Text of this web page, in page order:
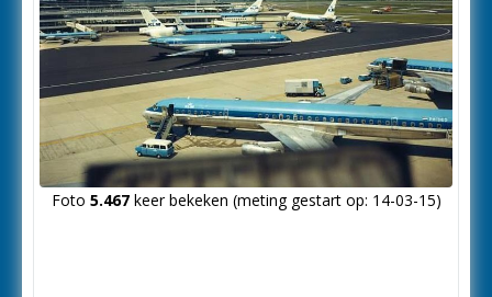
Foto 5.467keer bekeken (meting gestart op: 14-03-15)